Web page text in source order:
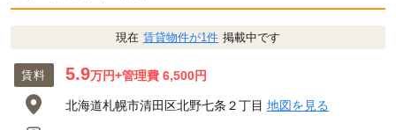
現在 賃貸物件が1件 掲載中です
賃料 5.9万円+管理費 6,500円
北海道札幌市清田区北野七条２丁目 地図を見る